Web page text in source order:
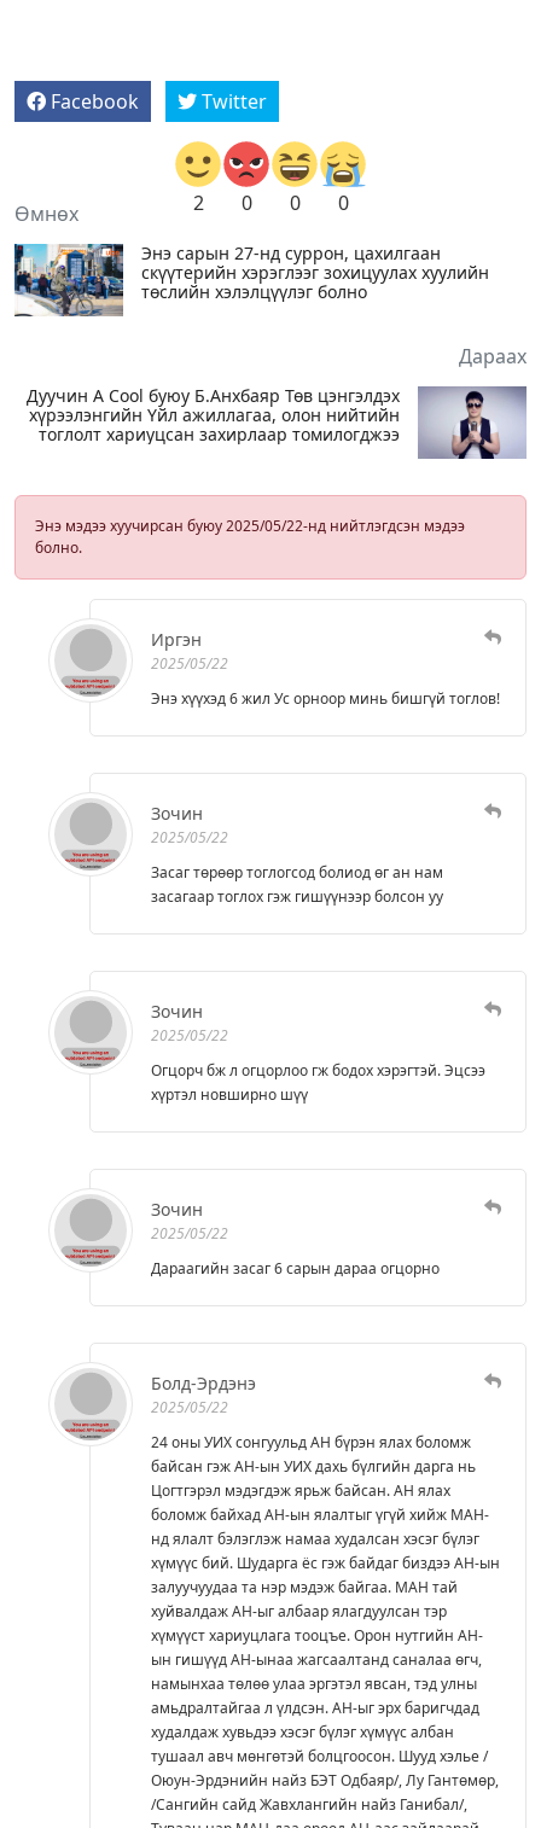
Facebook Twitter
2 0 0 0
Өмнөх
Энэ сарын 27-нд суррон, цахилгаан
скүүтерийн хэрэглээг зохицуулах хуулийн
төслийн хэлэлцүүлэг болно
Дараах
Дуучин A Cool буюу Б.Анхбаяр Төв цэнгэлдэх
хүрээлэнгийн Үйл ажиллагаа, олон нийтийн
тоглолт хариуцсан захирлаар томилогджээ
Энэ мэдээ хуучирсан буюу 2025/05/22-нд нийтлэгдсэн мэдээ
болно.
Иргэн
2025/05/22
Энэ хүүхэд 6 жил Ус орноор минь бишгүй тоглов!
Зочин
2025/05/22
Засаг төрөөр тоглогсод болиод өг ан нам
засагаар тоглох гэж гишүүнээр болсон уу
Зочин
2025/05/22
Огцорч бж л огцорлоо гж бодох хэрэгтэй. Эцсээ
хүртэл новширно шүү
Зочин
2025/05/22
Дараагийн засаг 6 сарын дараа огцорно
Болд-Эрдэнэ
2025/05/22
24 оны УИХ сонгуульд АН бүрэн ялах боломж
байсан гэж АН-ын УИХ дахь бүлгийн дарга нь
Цогтгэрэл мэдэгдэж ярьж байсан. АН ялах
боломж байхад АН-ын ялалтыг үгүй хийж МАН-
нд ялалт бэлэглэж намаа худалсан хэсэг бүлэг
хүмүүс бий. Шударга ёс гэж байдаг биздээ АН-ын
залуучуудаа та нэр мэдэж байгаа. МАН тай
хуйвалдаж АН-ыг албаар ялагдуулсан тэр
хүмүүст хариуцлага тооцъе. Орон нутгийн АН-
ын гишүүд АН-ынаа жагсаалтанд саналаа өгч,
намынхаа төлөө улаа эргэтэл явсан, тэд улны
амьдралтайгаа л үлдсэн. АН-ыг эрх баригчдад
худалдаж хувьдээ хэсэг бүлэг хүмүүс албан
тушаал авч мөнгөтэй болцгоосон. Шууд хэлье /
Оюун-Эрдэнийн найз БЭТ Одбаяр/, Лу Гантөмөр,
/Сангийн сайд Жавхлангийн найз Ганибал/,